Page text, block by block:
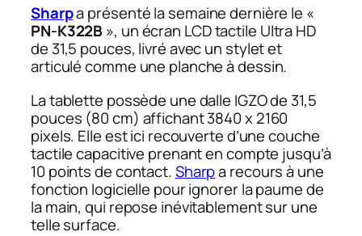
Sharpa présenté la semaine dernière le «
PN-K322B », un écran LCD tactile Ultra HD
de 31,5 pouces, livré avec un stylet et
articulé comme une planche à dessin.
La tablette possède une dalle IGZO de 31,5
pouces (80 cm) affichant 3840 x 2160
pixels. Elle est ici recouverte d’une couche
tactile capacitive prenant en compte jusqu’à
10 points de contact.Sharpa recours à une
fonction logicielle pour ignorer la paume de
la main, qui repose inévitablement sur une
telle surface.